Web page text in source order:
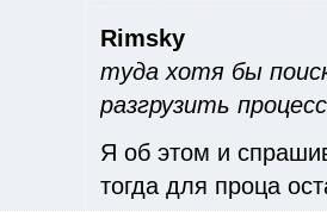
Rimsky
туда хотя бы
разгрузить
Я об этом и
тогда для проца